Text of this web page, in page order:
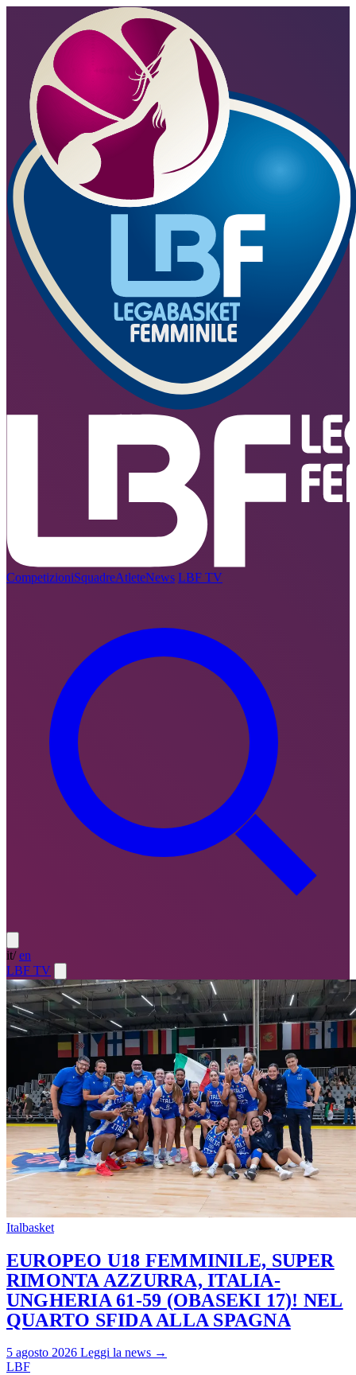
CompetizioniSquadreAtleteNews LBF TV
it/ en
LBF TV
Italbasket
EUROPEO U18 FEMMINILE, SUPER
RIMONTA AZZURRA, ITALIA-
UNGHERIA 61-59 (OBASEKI 17)! NEL
QUARTO SFIDA ALLA SPAGNA
5 agosto 2026 Leggi la news →
LBF